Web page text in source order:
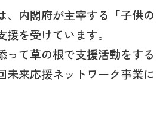
、内閣府が主宰する「子供の
を受けています。
って草の根で支援活動をする
未来応援ネットワーク事業に